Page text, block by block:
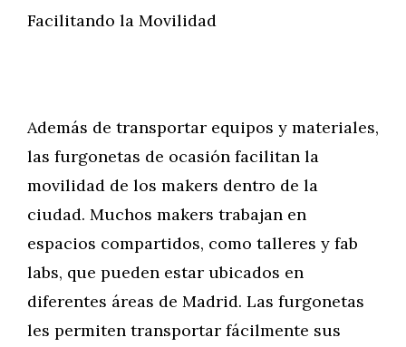
Facilitando la Movilidad
Además de transportar equipos y materiales,
las furgonetas de ocasión facilitan la
movilidad de los makers dentro de la
ciudad. Muchos makers trabajan en
espacios compartidos, como talleres y fab
labs, que pueden estar ubicados en
diferentes áreas de Madrid. Las furgonetas
les permiten transportar fácilmente sus